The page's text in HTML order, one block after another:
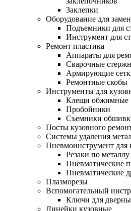
Заклепки
Оборудование для
Подъемники для
Инструмент для
Ремонт пластика
Аппараты для
Сварочные
Армирующие
Ремонтные скобы
Инструменты для
Клещи обжимные
Пробойники
Съемники
Посты кузовного
Системы удаления
Пневмоинструмент для
Резаки по металлу
Пневматические
Пневматические
Плазморезы
Вспомогательный
Ключи для
Линейки кузовные